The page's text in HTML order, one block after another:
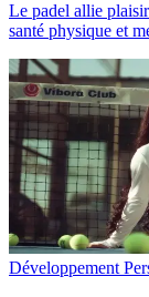
Le padel allie
santé physique et
Développement